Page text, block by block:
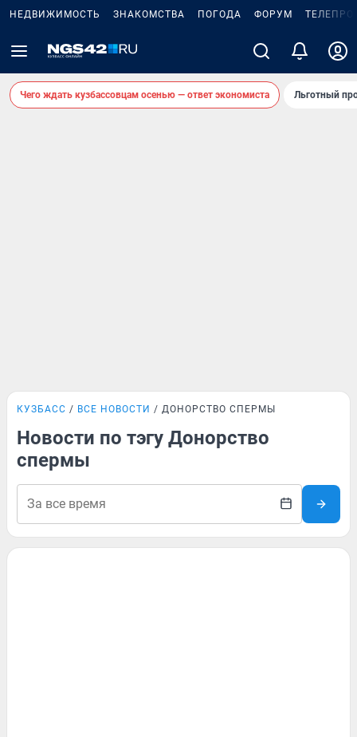
НЕДВИЖИМОСТЬ ЗНАКОМСТВА ПОГОДА ФОРУМ
Чего ждать кузбассовцам осенью — ответ экономиста Льготный
КУЗБАСС ВСЕ НОВОСТИ ДОНОРСТВО СПЕРМЫ
Новости по тэгу Донорство
спермы